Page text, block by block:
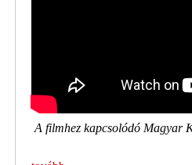
A filmhez kapcsolódó Magyar